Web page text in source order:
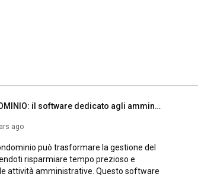
Scopri KIPO' CONDOMINIO: il software dedicato agli amministratori di condominio.
ago
può trasformare la gestione del
risparmiare tempo prezioso e
attività amministrative. Questo software